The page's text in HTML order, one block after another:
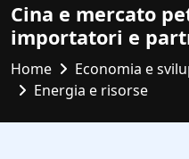
Cina e mercato
importatori e
Home
Economia e
Energia e risorse